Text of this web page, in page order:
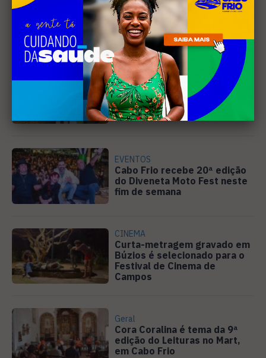
Leia Também
DIREITOS HUMANOS
Ativista de Cabo Frio
representa o Brasil em
conferência internacional na
Holanda
EVENTOS
Cabo Frio recebe 20ª edição
do Diveneta Moto Fest neste
fim de semana
CINEMA
Curta-metragem gravado em
Búzios é selecionado para o
Festival de Cinema de
Campos
Geral
Cora Coralina é tema da 9ª
edição do Leituras no Mart,
em Cabo Frio